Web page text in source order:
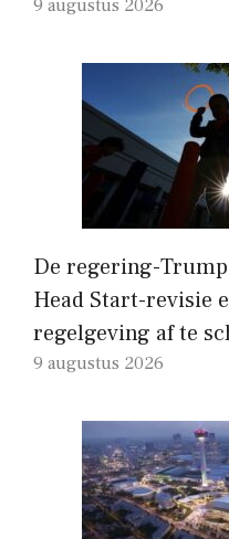
9 augustus 2026
De regering-
Head Start-revisie
regelgeving af te
9 augustus 2026